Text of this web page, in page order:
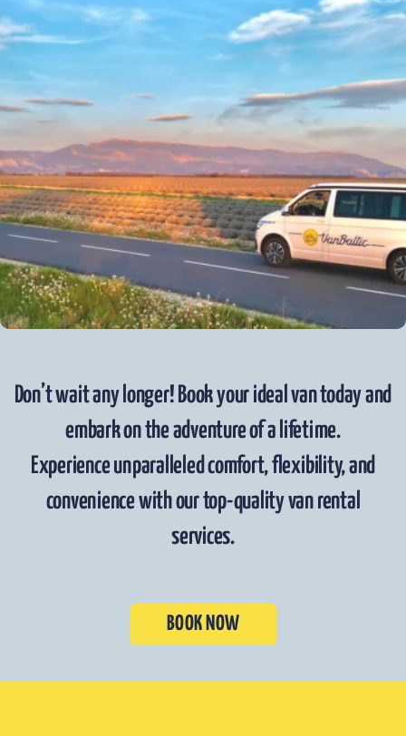
Don’t wait any longer! Book your ideal van today and
embark on the adventure of a lifetime.
Experience unparalleled comfort, flexibility, and
convenience with our top-quality van rental
services.
BOOK NOW